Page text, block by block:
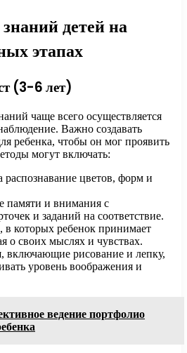
детей на
этапах
(3-6 лет)
чаще всего осуществляется
Важно создавать
ребенка, чтобы он мог проявить
могут включать:
распознавание цветов, форм и
памяти и внимания с
и заданий на соответствие.
которых ребенок принимает
о своих мыслях и чувствах.
включающие рисование и лепку,
уровень воображения и
ведение портфолио